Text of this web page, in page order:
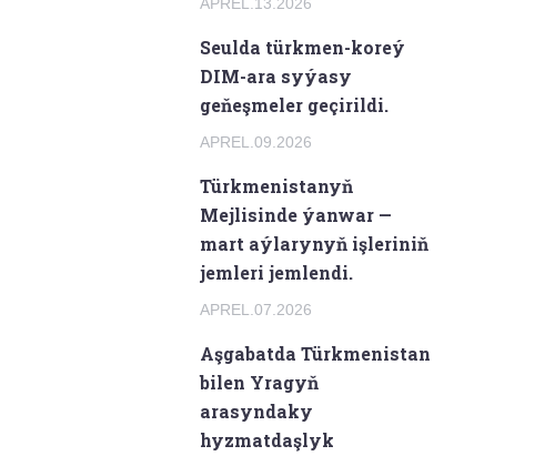
Seulda türkmen-koreý
DIM-ara syýasy
geňeşmeler geçirildi.
APREL.09.2026
Türkmenistanyň
Mejlisinde ýanwar —
mart aýlarynyň işleriniň
jemleri jemlendi.
APREL.07.2026
Aşgabatda Türkmenistan
bilen Yragyň
arasyndaky
hyzmatdaşlyk